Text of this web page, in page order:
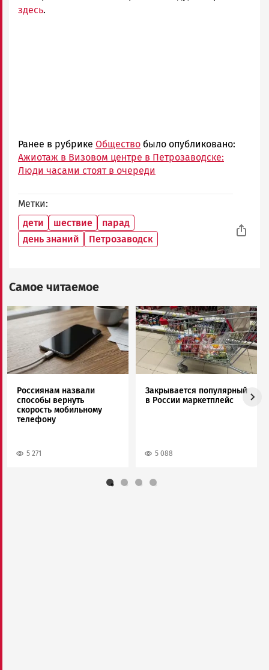
здесь.
Ранее в рубрике Общество было опубликовано:
Ажиотаж в Визовом центре в Петрозаводске:
Люди часами стоят в очереди
Метки
дети
шествие
парад
день знаний
Петрозаводск
Самое читаемое
Image
Россиянам назвали
способы вернуть
скорость мобильному
телефону
5 271
Image
Закрывается популярный
в России маркетплейс
5 088